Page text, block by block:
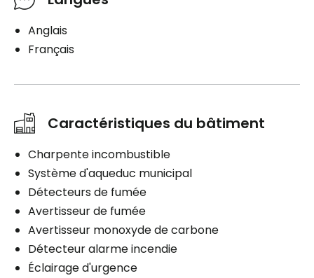
Anglais
Français
Caractéristiques du bâtiment
Charpente incombustible
Système d'aqueduc municipal
Détecteurs de fumée
Avertisseur de fumée
Avertisseur monoxyde de carbone
Détecteur alarme incendie
Éclairage d'urgence